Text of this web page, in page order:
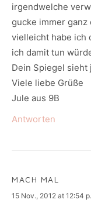
irgendwelche
gucke immer ganz
vielleicht habe ich
ich damit tun
Dein Spiegel sieht
Viele liebe Grüße
Jule aus 9B
Antworten
MACH MAL
says:
15 Nov., 2012 at 12:54